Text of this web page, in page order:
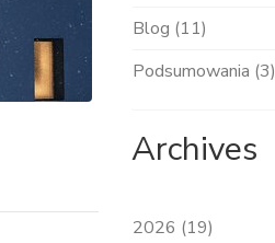
Blog (11)
Podsumowania (3)
Archives
2026 (19)